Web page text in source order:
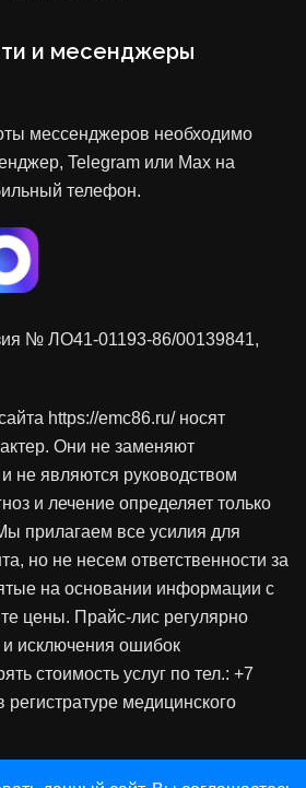
и месенджеры
мессенджеров необходимо
Telegram или Max на
телефон.
№ ЛО41-01193-86/00139841,
https://emc86.ru/ носят
Они не заменяют
не являются руководством
и лечение определяет только
прилагаем все усилия для
но не несем ответственности за
на основании информации с
цены. Прайс-лис регулярно
исключения ошибок
стоимость услуг по тел.: +7
медицинского